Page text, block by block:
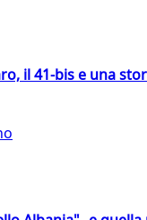
il 41-bis e una